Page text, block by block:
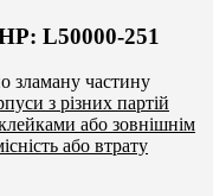
L50000-251
зламану частину
з різних партій
або зовнішнім
або втрату